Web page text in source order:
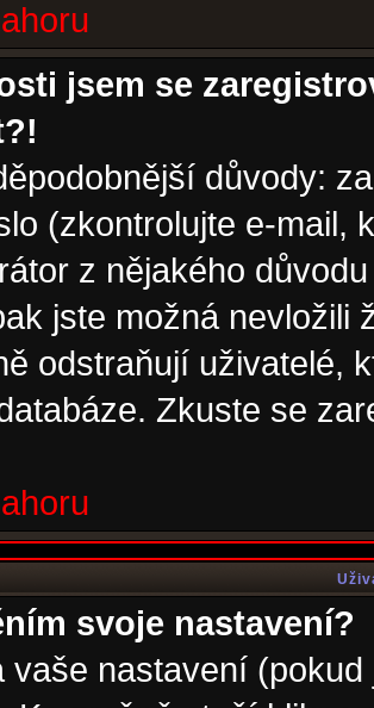
jsem se
důvody:
(zkontrolujte e-mail,
z nějakého
jste možná nevložili
odstraňují uživatelé,
Zkuste se
svoje nastavení?
vaše nastavení